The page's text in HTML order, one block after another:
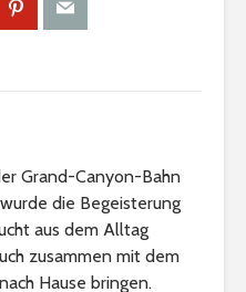
Grand-Canyon-Bahn
die Begeisterung
aus dem Alltag
zusammen mit dem
Hause bringen.